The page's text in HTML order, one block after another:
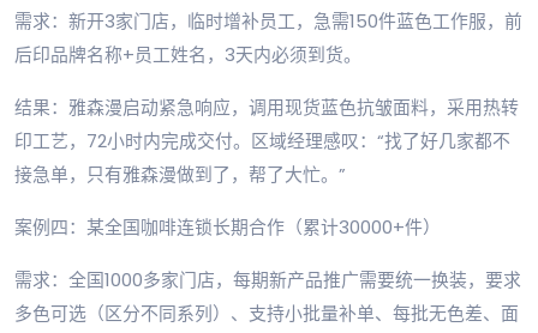
需求：新开3家门店，临时增补员工，急需150件蓝色工作服，前
后印品牌名称+员工姓名，3天内必须到货。
结果：雅森漫启动紧急响应，调用现货蓝色抗皱面料，采用热转
印工艺，72小时内完成交付。区域经理感叹：“找了好几家都不
接急单，只有雅森漫做到了，帮了大忙。”
案例四：某全国咖啡连锁长期合作（累计30000+件）
需求：全国1000多家门店，每期新产品推广需要统一换装，要求
多色可选（区分不同系列）、支持小批量补单、每批无色差、面